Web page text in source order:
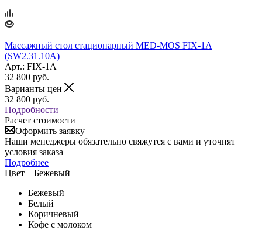
Массажный стол стационарный MED-MOS FIX-1A
(SW2.31.10A)
Арт.: FIX-1A
32 800 руб.
Варианты цен
32 800 руб.
Подробности
Расчет стоимости
Оформить заявку
Наши менеджеры обязательно свяжутся с вами и уточнят
условия заказа
Подробнее
Цвет—Бежевый
Бежевый
Белый
Коричневый
Кофе с молоком